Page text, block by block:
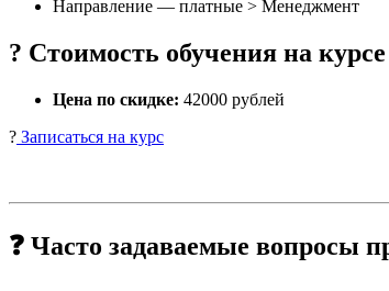
Направление — платные > Менеджмент
? Стоимость обучения на
Цена по скидке: 42000 рублей
? Записаться на курс
❓ Часто задаваемые вопросы